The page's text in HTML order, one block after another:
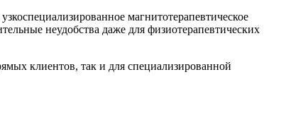
магнитотерапевтическое
неудобства даже для физиотерапевтических
клиентов, так и для специализированной